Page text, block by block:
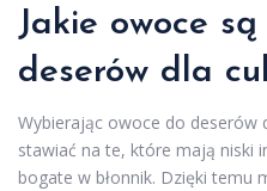
Jakie owoce
deserów dla
Wybierając owoce do deserów
stawiać na te, które mają niski
bogate w błonnik. Dzięki temu